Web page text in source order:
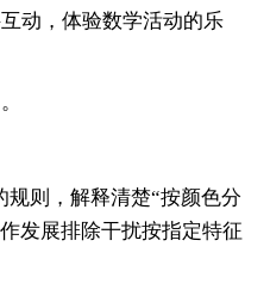
动，体验数学活动的乐
规则，解释清楚“按颜色分
发展排除干扰按指定特征